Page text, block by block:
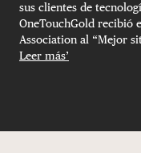
sus clientes de
OneTouchGold recibió
Association al “Mejor
Leer más’